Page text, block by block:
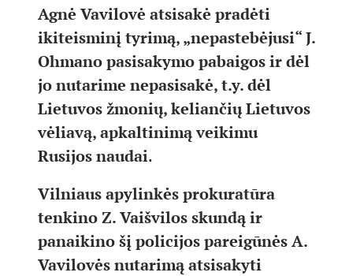
Agnė Vavilovė atsisakė pradėti
ikiteisminį tyrimą, „nepastebėjusi“ J.
Ohmano pasisakymo pabaigos ir dėl
jo nutarime nepasisakė, t.y. dėl
Lietuvos žmonių, keliančių Lietuvos
vėliavą, apkaltinimą veikimu
Rusijos naudai.
Vilniaus apylinkės prokuratūra
tenkino Z. Vaišvilos skundą ir
panaikino šį policijos pareigūnės A.
Vavilovės nutarimą atsisakyti